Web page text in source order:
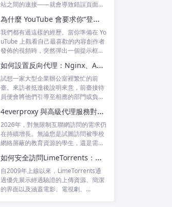
站之間的連接——就會導致錯誤頁面的
為什麼 YouTube 會要求你“登錄以確認你不是機器人”？
我們都有過這樣的經歷。當你準備在 Yo
uTube 上觀看自己最喜歡的內容創作者
發佈的視頻時，突然彈出一個提示框...
如何設置反向代理：Nginx、Apache 和 HAProxy 詳解
試想一家大型企業辦公室裡繁忙的前
臺。來訪者抵達後說明來意，前臺接待
員便會將他們引導至相應的部門或負責
4everproxy 與高級代理服務對比：速度、隱私和可靠性的比較
2026年，對無限制互聯網訪問的需求仍
在持續增長。無論您是試圖訪問被學校
網絡屏蔽的教育資源的學生，還是需要
如何安全訪問LimeTorrents：使用家庭代理繞過封鎖
自2009年上線以來，LimeTorrents通
過優先展示經過驗證的上傳資源、簡潔
的界面以及涵蓋電影、電視劇、...